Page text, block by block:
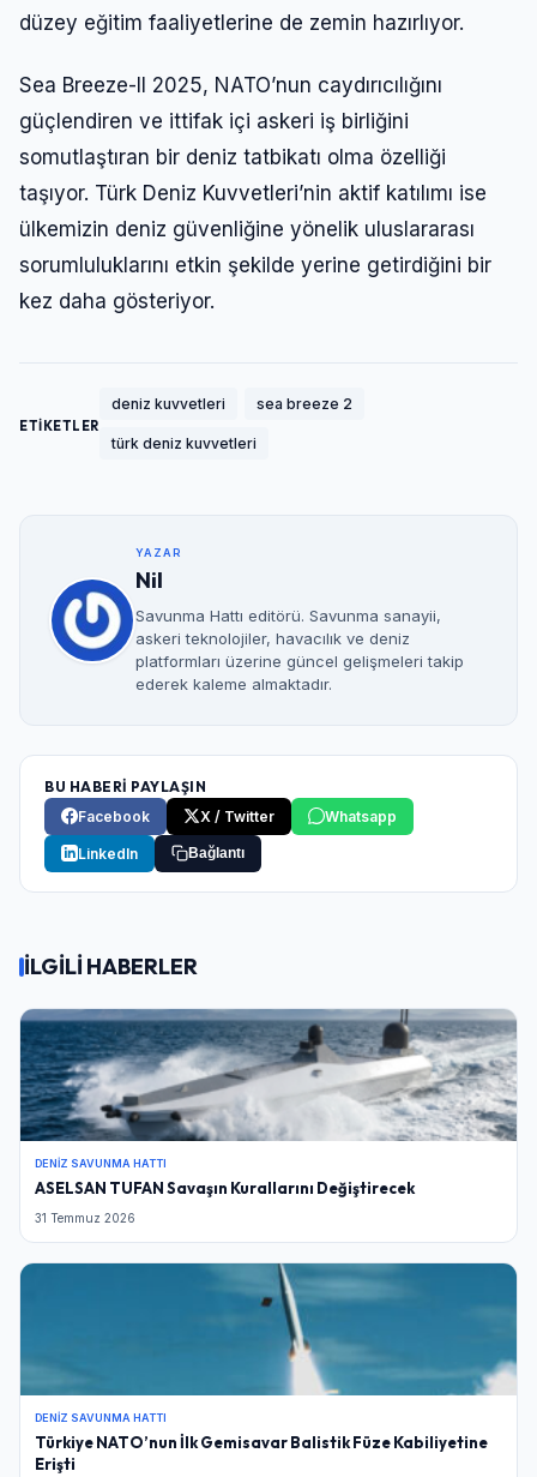
düzey eğitim faaliyetlerine de zemin hazırlıyor.
Sea Breeze-II 2025, NATO’nun caydırıcılığını
güçlendiren ve ittifak içi askeri iş birliğini
somutlaştıran bir deniz tatbikatı olma özelliği
taşıyor. Türk Deniz Kuvvetleri’nin aktif katılımı ise
ülkemizin deniz güvenliğine yönelik uluslararası
sorumluluklarını etkin şekilde yerine getirdiğini bir
kez daha gösteriyor.
ETİKETLER
deniz kuvvetleri sea breeze 2
türk deniz kuvvetleri
YAZAR
Nil
Savunma Hattı editörü. Savunma sanayii,
askeri teknolojiler, havacılık ve deniz
platformları üzerine güncel gelişmeleri takip
ederek kaleme almaktadır.
BU HABERİ PAYLAŞIN
Facebook
X / Twitter Whatsapp
LinkedIn Bağlantı
İLGİLİ HABERLER
DENIZ SAVUNMA HATTI
ASELSAN TUFAN Savaşın Kurallarını Değiştirecek
31 Temmuz 2026
DENIZ SAVUNMA HATTI
Türkiye NATO’nun İlk Gemisavar Balistik Füze Kabiliyetine
Erişti